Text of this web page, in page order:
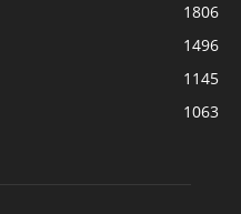
1806
1496
1145
1063